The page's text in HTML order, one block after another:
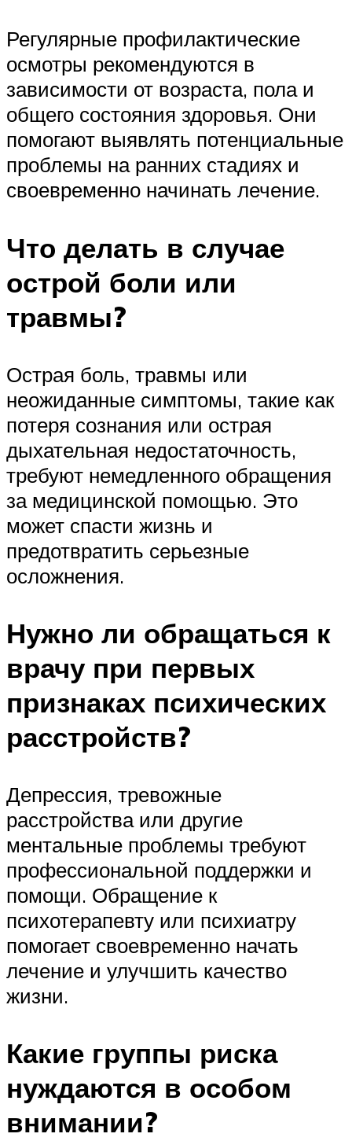
Регулярные профилактические
осмотры рекомендуются в
зависимости от возраста, пола и
общего состояния здоровья. Они
помогают выявлять потенциальные
проблемы на ранних стадиях и
своевременно начинать лечение.
Что делать в случае
острой боли или
травмы?
Острая боль, травмы или
неожиданные симптомы, такие как
потеря сознания или острая
дыхательная недостаточность,
требуют немедленного обращения
за медицинской помощью. Это
может спасти жизнь и
предотвратить серьезные
осложнения.
Нужно ли обращаться к
врачу при первых
признаках психических
расстройств?
Депрессия, тревожные
расстройства или другие
ментальные проблемы требуют
профессиональной поддержки и
помощи. Обращение к
психотерапевту или психиатру
помогает своевременно начать
лечение и улучшить качество
жизни.
Какие группы риска
нуждаются в особом
внимании?